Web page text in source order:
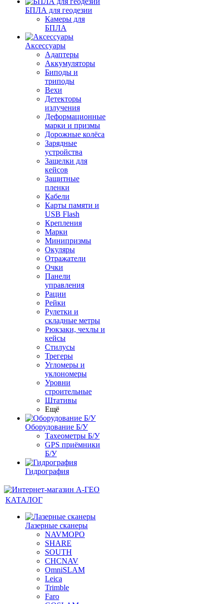
БПЛА для геодезии
Камеры для
БПЛА
Аксессуары
Адаптеры
Аккумуляторы
Биподы и
триподы
Вехи
Детекторы
излучения
Деформационные
марки и призмы
Дорожные колёса
Зарядные
устройства
Защелки для
кейсов
Защитные
пленки
Кабели
Карты памяти и
USB Flash
Крепления
Марки
Минипризмы
Окуляры
Отражатели
Очки
Панели
управления
Рации
Рейки
Рулетки и
складные метры
Рюкзаки, чехлы и
кейсы
Стилусы
Трегеры
Угломеры и
уклономеры
Уровни
строительные
Штативы
Ещё
Оборудование Б/У
Тахеометры Б/У
GPS приёмники
Б/У
Гидрография
КАТАЛОГ
Лазерные сканеры
NAVMOPO
SHARE
SOUTH
CHCNAV
OmniSLAM
Leica
Trimble
Faro